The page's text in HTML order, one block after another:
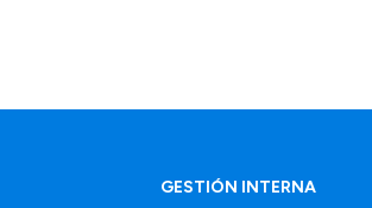
GESTIÓN INTERNA